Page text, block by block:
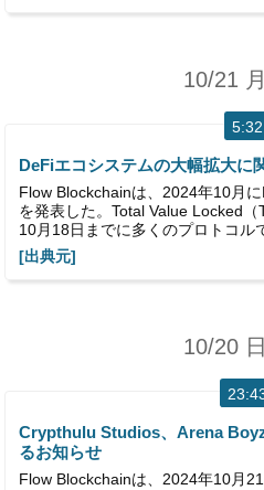
10/21
5:32
DeFiエコシステムの大幅拡大に
Flow Blockchainは、2024年10月
を発表した。Total Value Locked
10月18日までに多くのプロトコル
[出典元]
10/20
Crypthulu Studios、Arena
るお知らせ
Flow Blockchainは、2024年10月